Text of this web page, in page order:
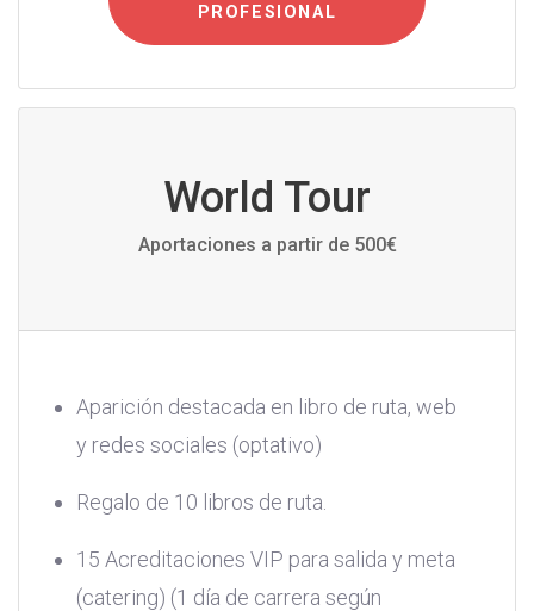
PROFESIONAL
World Tour
Aportaciones a partir de 500€
Aparición destacada en libro de ruta, web
y redes sociales (optativo)
Regalo de 10 libros de ruta.
15 Acreditaciones VIP para salida y meta
(catering) (1 día de carrera según